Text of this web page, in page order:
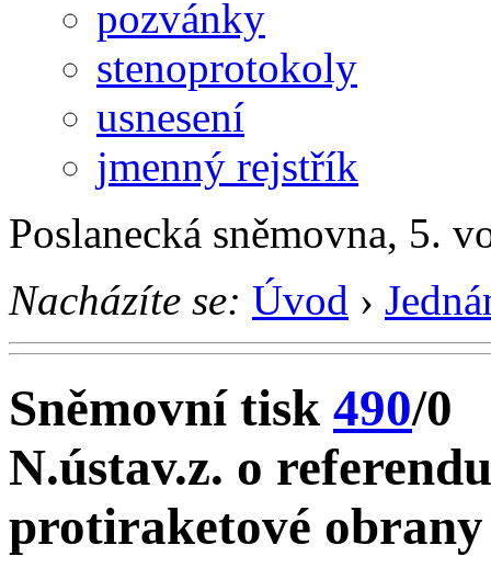
pozvánky
stenoprotokoly
usnesení
jmenný rejstřík
Poslanecká sněmovna, 5.
Nacházíte se: Úvod ›
Sněmovní tisk 490/0
N.ústav.z. o
protiraketové obrany